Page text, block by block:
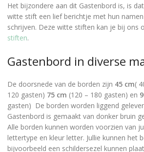
Het bijzondere aan dit Gastenbord is, is
witte stift een lief berichtje met hun
schrijven. Deze witte stiften kan je bij ons
stiften.
Gastenbord in diverse
De doorsnede van de borden zijn 45 cm(
120 gasten) 75 cm (120 – 180 gasten) en
gasten) De borden worden liggend
Gastenbord is gemaakt van donker bruin
Alle borden kunnen worden voorzien van
lettertype en kleur letter. Jullie kunnen het
bijvoorbeeld een schildersezel kunnen